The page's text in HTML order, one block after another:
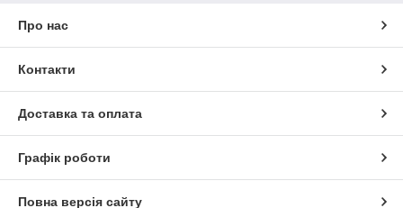
Про нас
Контакти
Доставка та оплата
Графік роботи
Повна версія сайту